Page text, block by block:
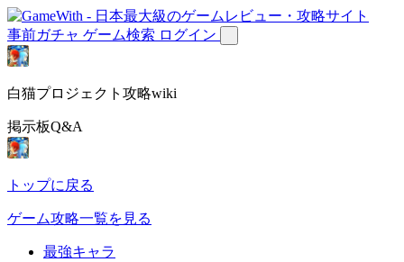
事前ガチャ ゲーム検索 ログイン
白猫プロジェクト攻略wiki
掲示板Q&A
トップに戻る
ゲーム攻略一覧を見る
最強キャラ